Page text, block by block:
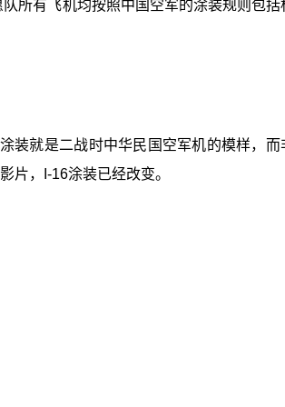
所有飞机均按照中国空军的涂装规则包括
装就是二战时中华民国空军机的模样，而
片，I-16涂装已经改变。